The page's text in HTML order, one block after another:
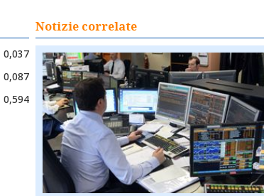
0,037
0,087
0,594
Notizie correlate